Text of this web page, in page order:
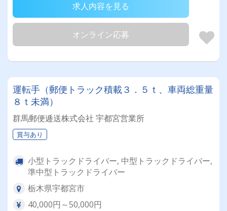
求人内容を見る
オンライン応募
運転手（郵便トラック積載３．５ｔ、車両総重量
８ｔ未満）
群馬郵便逓送株式会社 宇都宮営業所
賞与あり
小型トラックドライバー, 中型トラックドライバー,
準中型トラックドライバー
栃木県宇都宮市
40,000円～50,000円